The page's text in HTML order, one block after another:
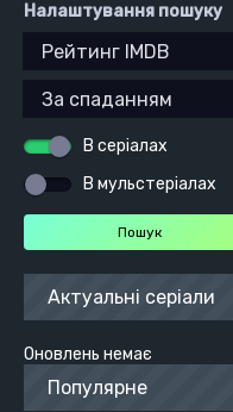
Налаштування пошуку
В серіалах
В мульстеріалах
Актуальні серіали
Оновлень немає
Популярне